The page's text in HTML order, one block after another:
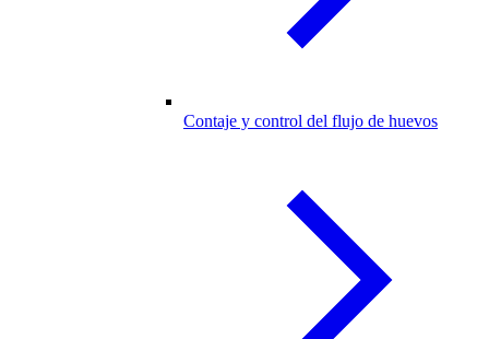
Contaje y control del flujo de huevos